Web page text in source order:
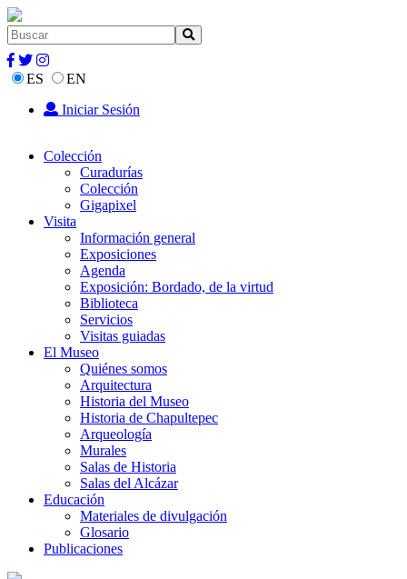
ES
EN
Iniciar Sesión
Colección
Curadurías
Colección
Gigapixel
Visita
Información general
Exposiciones
Agenda
Exposición: Bordado, de la virtud
Biblioteca
Servicios
Visitas guiadas
El Museo
Quiénes somos
Arquitectura
Historia del Museo
Historia de Chapultepec
Arqueología
Murales
Salas de Historia
Salas del Alcázar
Educación
Materiales de divulgación
Glosario
Publicaciones